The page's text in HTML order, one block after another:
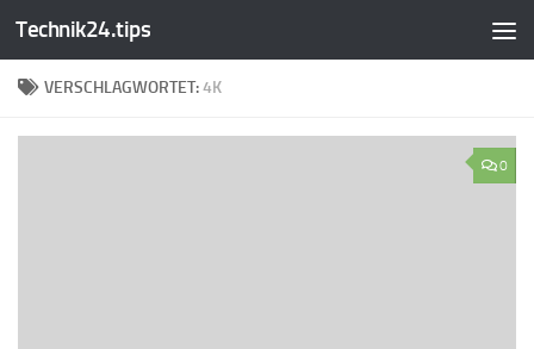
Zum Inhalt springen
Technik24.tips
VERSCHLAGWORTET:4K
0